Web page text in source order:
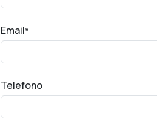
Email*
Telefono